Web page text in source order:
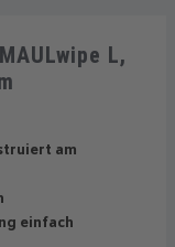
L,
am
einfach